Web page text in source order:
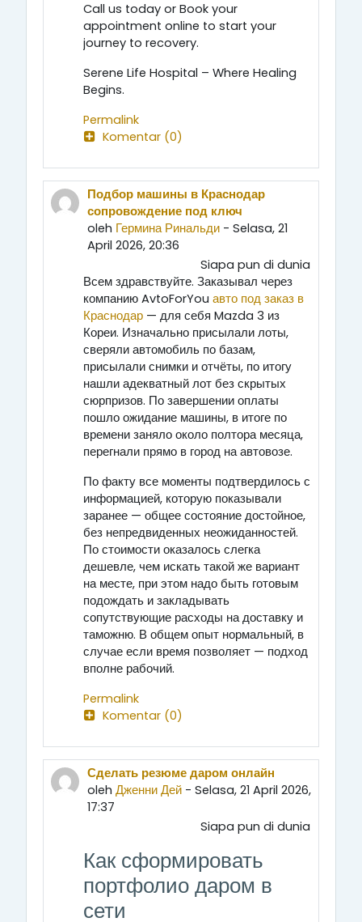
Call us today or Book your
appointment online to start your
journey to recovery.
Serene Life Hospital – Where Healing
Begins.
Permalink
Komentar (0)
Подбор машины в Краснодар
сопровождение под ключ
oleh Гермина Ринальди - Selasa, 21
April 2026, 20:36
Siapa pun di dunia
Всем здравствуйте. Заказывал через
компанию AvtoForYou авто под заказ в
Краснодар — для себя Mazda 3 из
Кореи. Изначально присылали лоты,
сверяли автомобиль по базам,
присылали снимки и отчёты, по итогу
нашли адекватный лот без скрытых
сюрпризов. По завершении оплаты
пошло ожидание машины, в итоге по
времени заняло около полтора месяца,
перегнали прямо в город на автовозе.
По факту все моменты подтвердилось с
информацией, которую показывали
заранее — общее состояние достойное,
без непредвиденных неожиданностей.
По стоимости оказалось слегка
дешевле, чем искать такой же вариант
на месте, при этом надо быть готовым
подождать и закладывать
сопутствующие расходы на доставку и
таможню. В общем опыт нормальный, в
случае если время позволяет — подход
вполне рабочий.
Permalink
Komentar (0)
Сделать резюме даром онлайн
oleh Дженни Дей - Selasa, 21 April 2026,
17:37
Siapa pun di dunia
Как сформировать
портфолио даром в
сети